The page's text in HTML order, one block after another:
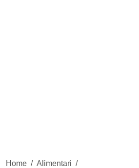
Home / Alimentari /